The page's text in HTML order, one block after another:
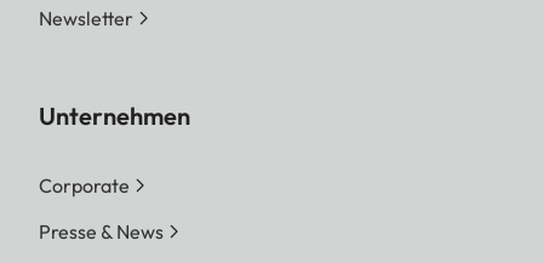
Newsletter
Unternehmen
Corporate
Presse & News